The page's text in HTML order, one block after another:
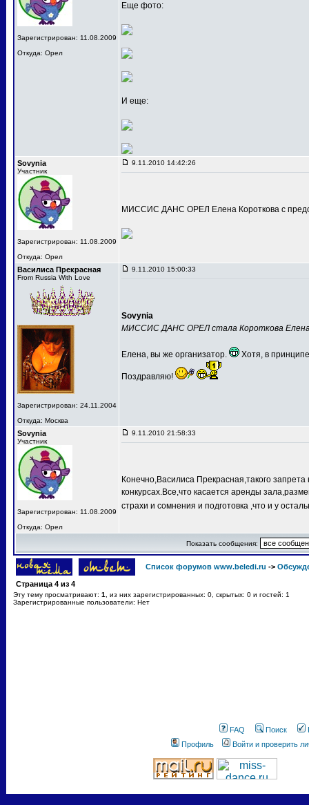
Зарегистрирован: 11.08.2009
Откуда: Орел
Еще фото:
И еще:
Sovynia
Участник
Зарегистрирован: 11.08.2009
Откуда: Орел
9.11.2010 14:42:26
МИССИС ДАНС ОРЕЛ Елена Короткова с
Василиса Прекрасная
From Russia With Love
Зарегистрирован: 24.11.2004
Откуда: Москва
9.11.2010 15:00:33
Sovynia
МИССИС ДАНС ОРЕЛ стала Короткова
Елена, вы же организатор. Хотя, в
Поздравляю!
Sovynia
Участник
Зарегистрирован: 11.08.2009
Откуда: Орел
9.11.2010 21:58:33
Конечно,Василиса Прекрасная,такого
конкурсах.Все,что касается аренды
страхи и сомнения и подготовка ,что и у
Показать сообщения:
Список форумов www.beledi.ru ->
Страница 4 из 4
Эту тему просматривают: 1
, из них зарегистрированных: 0, скрытых: 0 и гостей: 1
Зарегистрированные пользователи: Нет
FAQ Поиск
Профиль
Войти и проверить